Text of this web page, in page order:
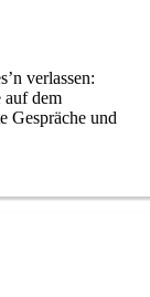
verlassen:
auf dem
Gespräche und